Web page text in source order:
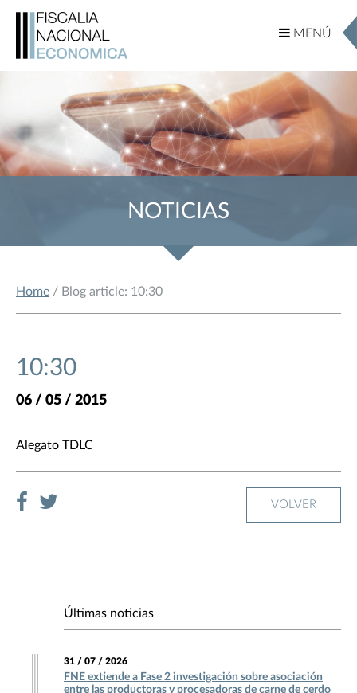
MENÚ
MENÚ
NOTICIAS
Home / Blog article: 10:30
10:30
06 / 05 / 2015
Alegato TDLC
VOLVER
Últimas noticias
31 / 07 / 2026
FNE extiende a Fase 2 investigación sobre asociación
entre las productoras y procesadoras de carne de cerdo